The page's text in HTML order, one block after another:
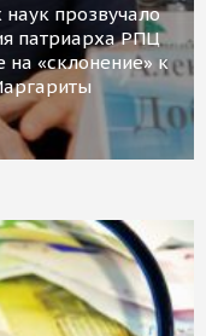
прозвучало
патриарха РПЦ
«склонение» к